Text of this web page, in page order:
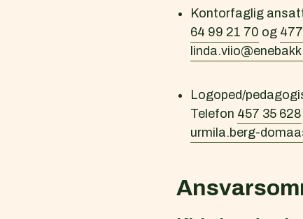
Kontorfaglig
64 99 21 70 og
Logoped/
Telefon 457 35 628
urmila.berg-